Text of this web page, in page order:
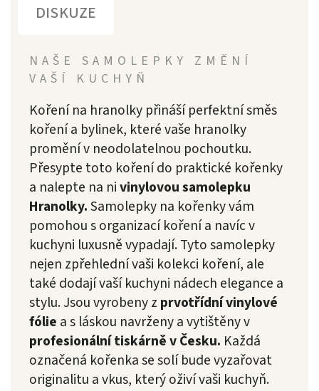
DISKUZE
NAŠE SAMOLEPKY ZMĚNÍ
VAŠÍ KUCHYŇ
Koření na hranolky přináší perfektní směs
koření a bylinek, které vaše hranolky
promění v neodolatelnou pochoutku.
Přesypte toto koření do praktické kořenky
a nalepte na nivinylovou samolepku
Hranolky.Samolepky na kořenky vám
pomohou s organizací koření a navíc v
kuchyni luxusně vypadají. Tyto samolepky
nejen zpřehlední vaši kolekci koření, ale
také dodají vaší kuchyni nádech elegance a
stylu. Jsou vyrobeny z prvotřídní vinylové
fólie a s láskou navrženy a vytištěny v
profesionální tiskárně v Česku. Každá
označená kořenka se solí bude vyzařovat
originalitu a vkus, který oživí vaši kuchyň.